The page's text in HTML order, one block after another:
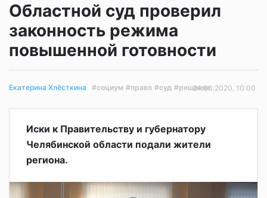
Областной суд проверил
законность режима
повышенной готовности
Екатерина Хлёсткина #социум #право #суд #решение24.06.2020, 10:00
Иски к Правительству и губернатору
Челябинской области подали жители
региона.